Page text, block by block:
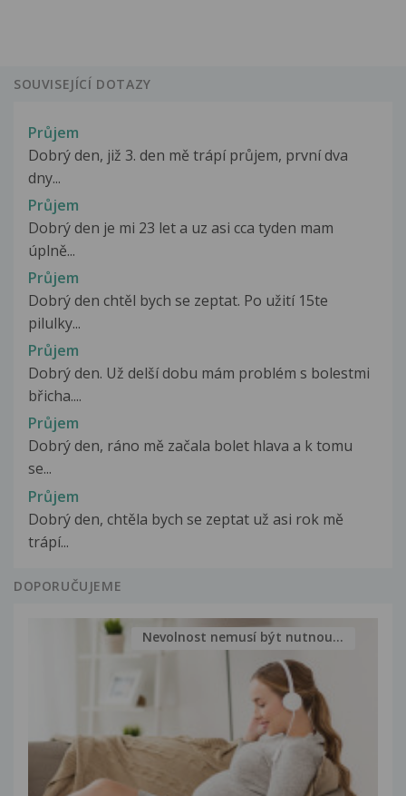
SOUVISEJÍCÍ DOTAZY
Průjem
Dobrý den, již 3. den mě trápí průjem, první dva
dny...
Průjem
Dobrý den je mi 23 let a uz asi cca tyden mam
úplně...
Průjem
Dobrý den chtěl bych se zeptat. Po užití 15te
pilulky...
Průjem
Dobrý den. Už delší dobu mám problém s bolestmi
břicha....
Průjem
Dobrý den, ráno mě začala bolet hlava a k tomu
se...
Průjem
Dobrý den, chtěla bych se zeptat už asi rok mě
trápí...
DOPORUČUJEME
Nevolnost nemusí být nutnou...